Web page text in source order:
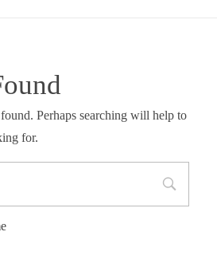
Perhaps searching will help to
for.